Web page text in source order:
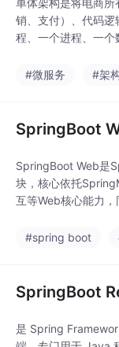
单体架构是将电商
销、支付）、代码
程、一个进程、一个
wler与James Lewis
#微服务 #架
SpringBoot
SpringBoot Web是
块，核心依托
互等Web核心能力
Web开发全流程，
#spring boot
SpringBoot
是 Spring